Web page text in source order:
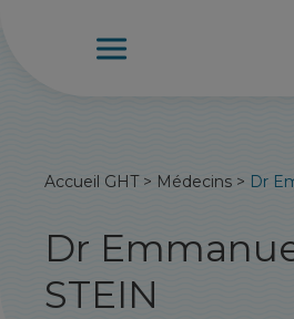
Accueil GHT> Médecins > Dr
Dr
STEIN